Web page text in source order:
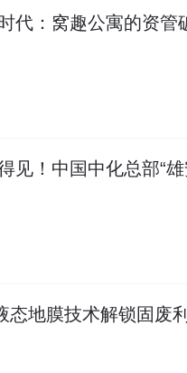
代：窝趣公寓的资管
见！中国中化总部“雄
态地膜技术解锁固废